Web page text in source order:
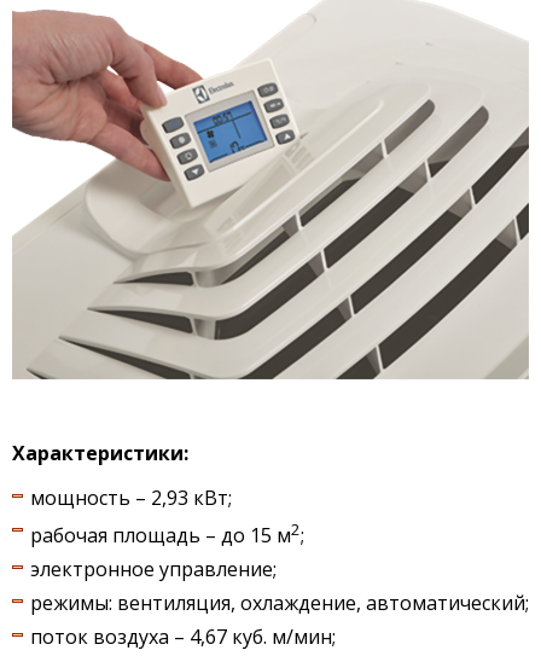
Характеристики:
мощность – 2,93 кВт;
рабочая площадь – до 15 м2;
электронное управление;
режимы: вентиляция, охлаждение, автоматический;
поток воздуха – 4,67 куб. м/мин;